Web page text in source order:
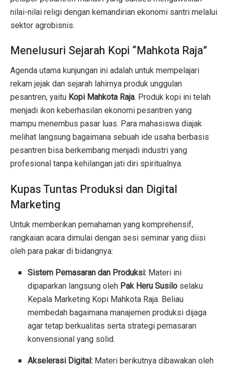
nilai-nilai religi dengan kemandirian ekonomi santri melalui
sektor agrobisnis.
Menelusuri Sejarah Kopi “Mahkota Raja”
Agenda utama kunjungan ini adalah untuk mempelajari
rekam jejak dan sejarah lahirnya produk unggulan
pesantren, yaitu Kopi Mahkota Raja. Produk kopi ini telah
menjadi ikon keberhasilan ekonomi pesantren yang
mampu menembus pasar luas. Para mahasiswa diajak
melihat langsung bagaimana sebuah ide usaha berbasis
pesantren bisa berkembang menjadi industri yang
profesional tanpa kehilangan jati diri spiritualnya.
Kupas Tuntas Produksi dan Digital
Marketing
Untuk memberikan pemahaman yang komprehensif,
rangkaian acara dimulai dengan sesi seminar yang diisi
oleh para pakar di bidangnya:
Sistem Pemasaran dan Produksi: Materi ini
dipaparkan langsung oleh Pak Heru Susilo selaku
Kepala Marketing Kopi Mahkota Raja. Beliau
membedah bagaimana manajemen produksi dijaga
agar tetap berkualitas serta strategi pemasaran
konvensional yang solid.
Akselerasi Digital: Materi berikutnya dibawakan oleh